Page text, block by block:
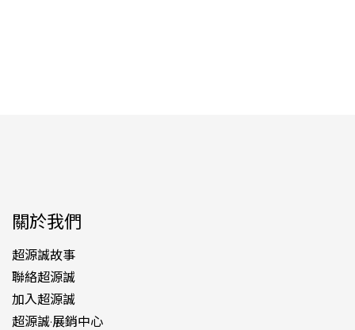
關於我們
超源誠故事
聯絡超源誠
加入超源誠
超源誠·展銷中心